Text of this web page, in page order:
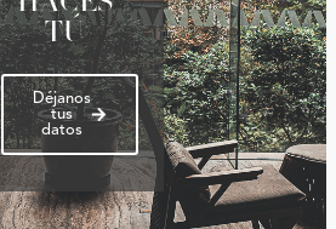
TÚ
Déjanos
tus
datos